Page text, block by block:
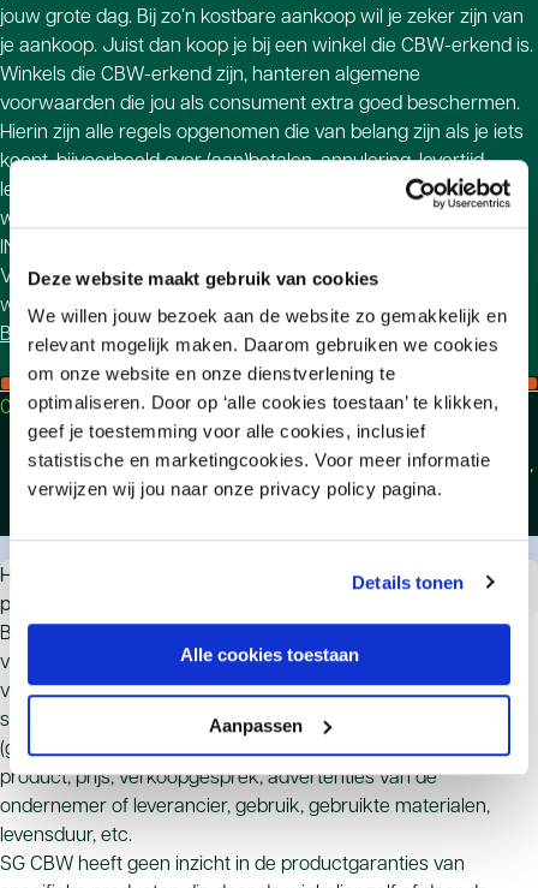
Deze website maakt gebruik van cookies
We willen jouw bezoek aan de website zo gemakkelijk en
relevant mogelijk maken. Daarom gebruiken we cookies
om onze website en onze dienstverlening te
optimaliseren. Door op ‘alle cookies toestaan’ te klikken,
geef je toestemming voor alle cookies, inclusief
statistische en marketingcookies. Voor meer informatie
verwijzen wij jou naar onze privacy policy pagina.
Details tonen
Alle cookies toestaan
Aanpassen
jouw grote dag. Bij zo’n kostbare aankoop wil je zeker zijn van
je aankoop. Juist dan koop je bij een winkel die CBW-erkend is.
Winkels die CBW-erkend zijn, hanteren algemene
voorwaarden die jou als consument extra goed beschermen.
Hierin zijn alle regels opgenomen die van belang zijn als je iets
koopt, bijvoorbeeld over (aan)betalen, annulering, levertijd,
levering, vervoer en garantie. De zekerheid van CBW-erkend
wordt alleen verstrekt aan winkels die zijn aangesloten bij
INretail, de branchevereniging voor ondernemers in de retail.
Voor de exacte regeling, beperkingen en werkwijze verwijzen
we je naar de CBW-erkend-voorwaarden voor
Wonenen
Bruidsmode(ook verkrijgbaar bij de CBW-erkende winkels).
Woonwinkels
01
Ten minste 2 jaar garantie op je aankoop
Nette aanbetalingsregeling
Onpartijdige geschilafhandeling
CBW-erkende woonwinkels geven ten minste
twee jaar garantie op de producten die zij leveren,
met enkele uitzonderingen.
Veelgestelde vragen en antwoorden
Hoe lang heb ik garantie op mijn gekochte
product?
Bij een CBW-erkende winkel heb je in ieder geval 2 jaar
volledige garantie. Het kan zijn dat je op basis van de wet
verdergaande rechten hebt dan in de CBW-erkend-garantie
staat omschreven. Dit is afhankelijk van jouw
(gerechtvaardigde) verwachting, die weer afhangt van
product, prijs, verkoopgesprek, advertenties van de
ondernemer of leverancier, gebruik, gebruikte materialen,
levensduur, etc.
SG CBW heeft geen inzicht in de productgaranties van